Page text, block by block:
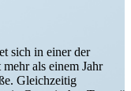
sich in einer der
als einem Jahr
Gleich­zeitig